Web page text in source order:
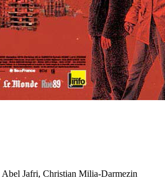
Abel Jafri, Christian Milia-Darmezin